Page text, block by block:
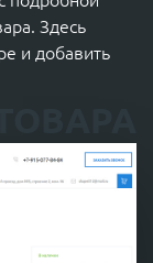
Здесь
и добавить